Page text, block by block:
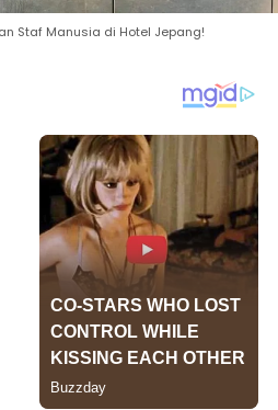
Staf Manusia di Hotel Jepang!